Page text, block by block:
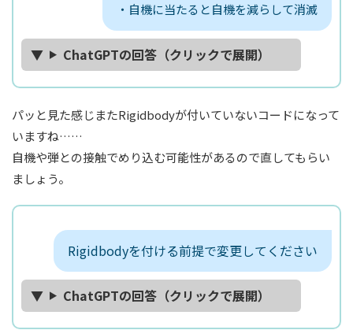
・自機に当たると自機を減らして消滅
ChatGPTの回答（クリックで展開）
パッと見た感じまたRigidbodyが付いていないコードになって
いますね……
自機や弾との接触でめり込む可能性があるので直してもらい
ましょう。
Rigidbodyを付ける前提で変更してください
ChatGPTの回答（クリックで展開）